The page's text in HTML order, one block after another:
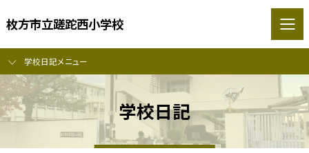
枚方市立蹉跎西小学校
学校日記メニュー
学校日記